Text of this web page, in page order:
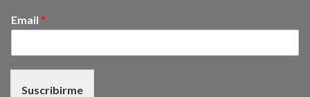
Email *
Suscribirme